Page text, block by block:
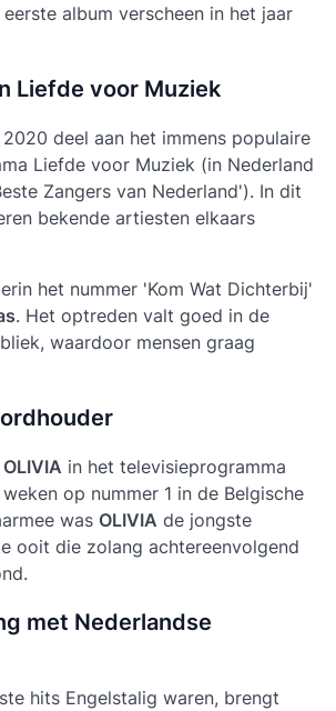
eerste album verscheen in het jaar
Liefde voor Muziek
deel aan het immens populaire
Liefde voor Muziek (in Nederland
Zangers van Nederland'). In dit
bekende artiesten elkaars
het nummer 'Kom Wat Dichterbij'
. Het optreden valt goed in de
waardoor mensen graag
OLIVIA in het televisieprogramma
op nummer 1 in de Belgische
was OLIVIA de jongste
ooit die zolang achtereenvolgend
met Nederlandse
hits Engelstalig waren, brengt